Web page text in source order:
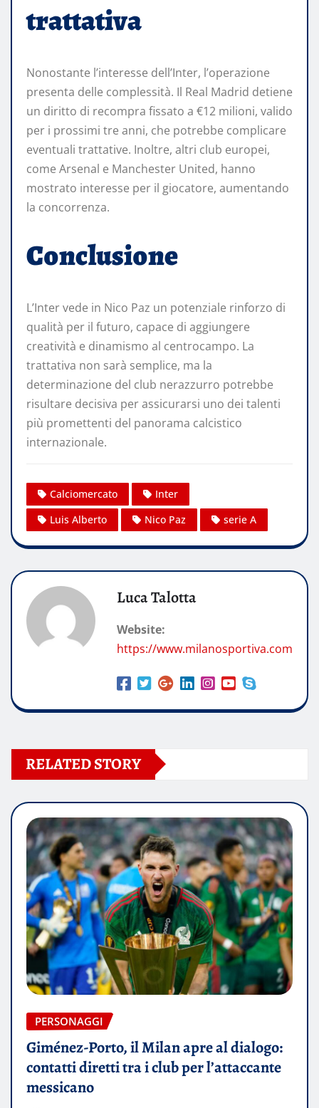
trattativa
Nonostante l’interesse dell’Inter, l’operazione
presenta delle complessità. Il Real Madrid detiene
un diritto di recompra fissato a €12 milioni, valido
per i prossimi tre anni, che potrebbe complicare
eventuali trattative. Inoltre, altri club europei,
come Arsenal e Manchester United, hanno
mostrato interesse per il giocatore, aumentando
la concorrenza.
Conclusione
L’Inter vede in Nico Paz un potenziale rinforzo di
qualità per il futuro, capace di aggiungere
creatività e dinamismo al centrocampo. La
trattativa non sarà semplice, ma la
determinazione del club nerazzurro potrebbe
risultare decisiva per assicurarsi uno dei talenti
più promettenti del panorama calcistico
internazionale.
Calciomercato
Inter
Luis Alberto
Nico Paz serie A
Luca Talotta
Website:
https://www.milanosportiva.com
RELATED STORY
PERSONAGGI
Giménez-Porto, il Milan apre al dialogo:
contatti diretti tra i club per l’attaccante
messicano